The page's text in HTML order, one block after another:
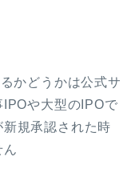
かどうかは公式サ
や大型のIPOで
規承認された時
ん